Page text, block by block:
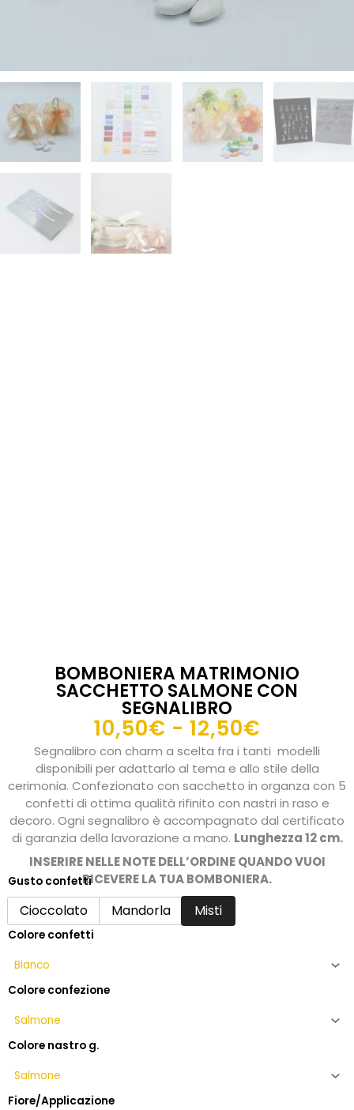
BOMBONIERA MATRIMONIO
SACCHETTO SALMONE CON
SEGNALIBRO
10,50€ - 12,50€
di
prezzo:
da
10,50€
a
12,50€
Segnalibro con charm a scelta fra i tanti modelli
disponibili per adattarlo al tema e allo stile della
cerimonia. Confezionato con sacchetto in organza con 5
confetti di ottima qualità rifinito con nastri in raso e
decoro. Ogni segnalibro è accompagnato dal certificato
di garanzia della lavorazione a mano. Lunghezza 12 cm.
INSERIRE NELLE NOTE DELL’ORDINE QUANDO VUOI
RICEVERE LA TUA BOMBONIERA.
Gusto confetti
Cioccolato Mandorla Misti
Colore confetti
Colore confezione
Colore nastro g.
Fiore/Applicazione
Bomboniera
matrimonio
sacchetto
salmone
segnalibro
quantità